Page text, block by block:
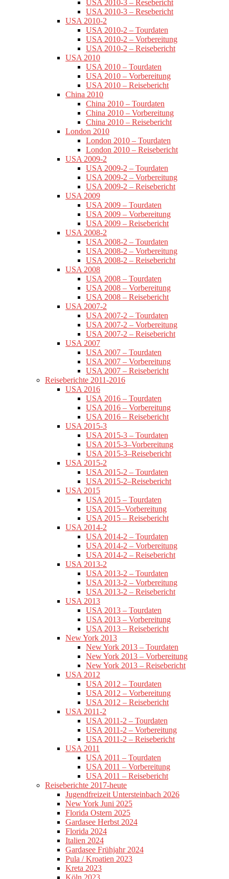
USA 2010-3 – Resebericht
USA 2010-3 – Resebericht
USA 2010-2
USA 2010-2 – Tourdaten
USA 2010-2 – Vorbereitung
USA 2010-2 – Reisebericht
USA 2010
USA 2010 – Tourdaten
USA 2010 – Vorbereitung
USA 2010 – Reisebericht
China 2010
China 2010 – Tourdaten
China 2010 – Vorbereitung
China 2010 – Reisebericht
London 2010
London 2010 – Tourdaten
London 2010 – Reisebericht
USA 2009-2
USA 2009-2 – Tourdaten
USA 2009-2 – Vorbereitung
USA 2009-2 – Reisebericht
USA 2009
USA 2009 – Tourdaten
USA 2009 – Vorbereitung
USA 2009 – Reisebericht
USA 2008-2
USA 2008-2 – Tourdaten
USA 2008-2 – Vorbereitung
USA 2008-2 – Reisebericht
USA 2008
USA 2008 – Tourdaten
USA 2008 – Vorbereitung
USA 2008 – Reisebericht
USA 2007-2
USA 2007-2 – Tourdaten
USA 2007-2 – Vorbereitung
USA 2007-2 – Reisebericht
USA 2007
USA 2007 – Tourdaten
USA 2007 – Vorbereitung
USA 2007 – Reisebericht
Reiseberichte 2011-2016
USA 2016
USA 2016 – Tourdaten
USA 2016 – Vorbereitung
USA 2016 – Reisebericht
USA 2015-3
USA 2015-3 – Tourdaten
USA 2015-3–Vorbereitung
USA 2015-3–Reisebericht
USA 2015-2
USA 2015-2 – Tourdaten
USA 2015-2–Reisebericht
USA 2015
USA 2015 – Tourdaten
USA 2015–Vorbereitung
USA 2015 – Reisebericht
USA 2014-2
USA 2014-2 – Tourdaten
USA 2014-2 – Vorbereitung
USA 2014-2 – Reisebericht
USA 2013-2
USA 2013-2 – Tourdaten
USA 2013-2 – Vorbereitung
USA 2013-2 – Reisebericht
USA 2013
USA 2013 – Tourdaten
USA 2013 – Vorbereitung
USA 2013 – Reisebericht
New York 2013
New York 2013 – Tourdaten
New York 2013 – Vorbereitung
New York 2013 – Reisebericht
USA 2012
USA 2012 – Tourdaten
USA 2012 – Vorbereitung
USA 2012 – Reisebericht
USA 2011-2
USA 2011-2 – Tourdaten
USA 2011-2 – Vorbereitung
USA 2011-2 – Reisebericht
USA 2011
USA 2011 – Tourdaten
USA 2011 – Vorbereitung
USA 2011 – Reisebericht
Reiseberichte 2017-heute
Jugendfreizeit Untersteinbach 2026
New York Juni 2025
Florida Ostern 2025
Gardasee Herbst 2024
Florida 2024
Italien 2024
Gardasee Frühjahr 2024
Pula / Kroatien 2023
Kreta 2023
Köln 2023